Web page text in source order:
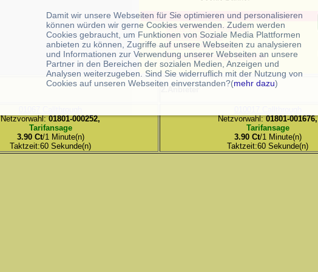
Ohne 0900-er Anbieter
Mit Tarifansage
Mit VoIP Anbieter
Ohne Callthrough Anbieter
Netzvorwahl:01801-000252,
Tarifansage
3.90 Ct/1 Minute(n)
Taktzeit:60 Sekunde(n)
Netzvorwahl:01801-001676,
Tarifansage
3.90 Ct/1 Minute(n)
Taktzeit:60 Sekunde(n)
Damit wir unsere Webseiten für Sie optimieren und personalisieren
können würden wir gerne Cookies verwenden. Zudem werden
Cookies gebraucht, um Funktionen von Soziale Media Plattformen
anbieten zu können, Zugriffe auf unsere Webseiten zu analysieren
und Informationen zur Verwendung unserer Webseiten an unsere
Partner in den Bereichen der sozialen Medien, Anzeigen und
Analysen weiterzugeben. Sind Sie widerruflich mit der Nutzung von
Cookies auf unseren Webseiten einverstanden?(mehr dazu)